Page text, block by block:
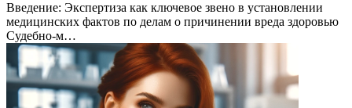
Введение: Экспертиза как ключевое звено в установлении
медицинских фактов по делам о причинении вреда здоровью
Судебно-м…